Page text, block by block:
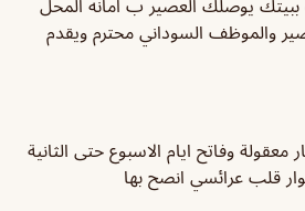
يوصلك العصير ب امانه المحل
والموظف السوداني محترم ويقدم
وفاتح ايام الاسبوع حتى الثانية
قلب عرائسي انصح بها